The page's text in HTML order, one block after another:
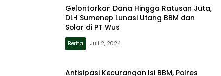
Gelontorkan Dana Hingga Ratusan Juta,
DLH Sumenep Lunasi Utang BBM dan
Solar di PT Wus
Berita Juli 2, 2024
Antisipasi Kecurangan Isi BBM, Polres